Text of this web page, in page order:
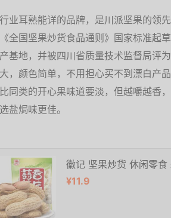
业耳熟能详的品牌，是川派坚果的领
全国坚果炒货食品通则》国家标准起
基地，并被四川省质量技术监督局评
，颜色简单，不用担心买不到漂白产
同类的开心果味道要淡，但越嚼越香
盐焗味更佳。
徽记 坚果炒货 休闲零
¥11.9